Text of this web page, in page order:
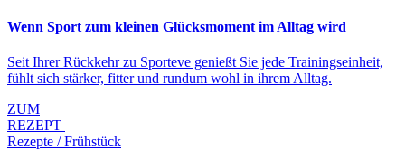
Wenn Sport zum kleinen Glücksmoment im Alltag wird
Seit Ihrer Rückkehr zu Sporteve genießt Sie jede Trainingseinheit,
fühlt sich stärker, fitter und rundum wohl in ihrem Alltag.
ZUM
REZEPT
Rezepte / Frühstück